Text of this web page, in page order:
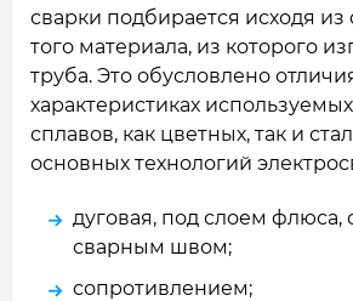
сварки подбирается исходя из
того материала, из которого
труба. Это обусловлено
характеристиках
сплавов, как цветных, так и
основных технологий
дуговая, под слоем
сварным швом;
сопротивлением;